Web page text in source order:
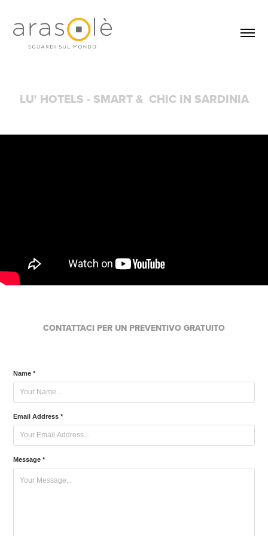
LU' HOTELS - SMART &  CHIC IN SARDINIA
CONTATTACI PER UN PREVENTIVO GRATUITO
Name *
Email Address *
Message *